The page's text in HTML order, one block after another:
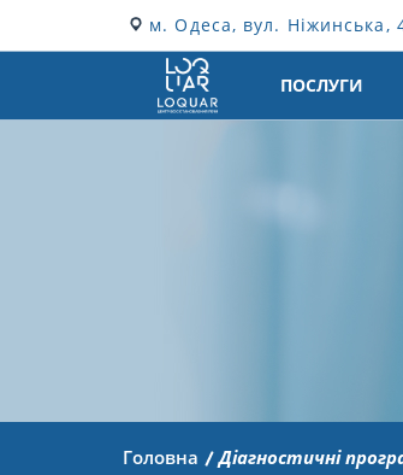
м. Одеса, вул. Ніжинська,
ПОСЛУГИ
Головна Діагностичні